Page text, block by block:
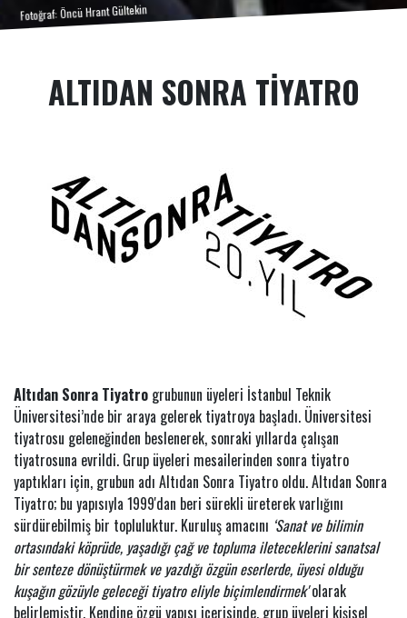
Fotoğraf: Öncü Hrant Gültekin
ALTIDAN SONRA TIYATRO
Altıdan Sonra Tiyatro grubunun üyeleri İstanbul Teknik
Üniversitesi’nde bir araya gelerek tiyatroya başladı. Üniversitesi
tiyatrosu geleneğinden beslenerek, sonraki yıllarda çalışan
tiyatrosuna evrildi. Grup üyeleri mesailerinden sonra tiyatro
yaptıkları için, grubun adı Altıdan Sonra Tiyatro oldu. Altıdan Sonra
Tiyatro; bu yapısıyla 1999'dan beri sürekli üreterek varlığını
sürdürebilmiş bir topluluktur. Kuruluş amacını ‘Sanat ve bilimin
ortasındaki köprüde, yaşadığı çağ ve topluma ileteceklerini sanatsal
bir senteze dönüştürmek ve yazdığı özgün eserlerde, üyesi olduğu
kuşağın gözüyle geleceği tiyatro eliyle biçimlendirmek'olarak
belirlemiştir. Kendine özgü yapısı içerisinde, grup üyeleri kişisel